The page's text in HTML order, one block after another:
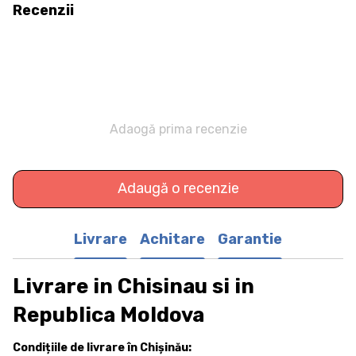
Recenzii
Adaogă prima recenzie
Adaugă o recenzie
Livrare Achitare Garantie
Livrare in Chisinau si in
Republica Moldova
Condițiile de livrare în Chișinău: